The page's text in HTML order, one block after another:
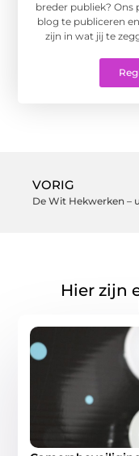
breder publiek?
blog te publiceren
zijn in wat jij te
VORIG
Hier zijn